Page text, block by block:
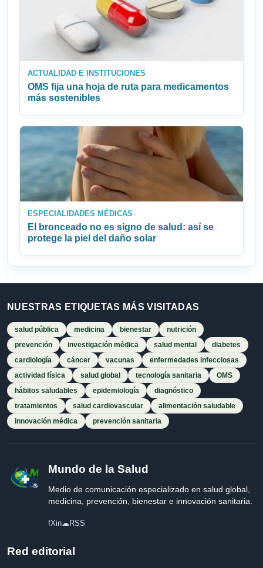
ACTUALIDAD E INSTITUCIONES
OMS fija una hoja de ruta para medicamentos
más sostenibles
ESPECIALIDADES MÉDICAS
El bronceado no es signo de salud: así se
protege la piel del daño solar
NUESTRAS ETIQUETAS MÁS VISITADAS
salud pública medicina bienestar
nutrición
prevención
investigación médica salud mental
diabetes
cardiología
cáncer vacunas
enfermedades infecciosas
actividad física
salud global tecnología sanitaria
OMS
hábitos saludables
epidemiología
diagnóstico
tratamientos
salud cardiovascular
alimentación saludable
innovación médica
prevención sanitaria
Mundo de la Salud
Medio de comunicación especializado en salud global,
medicina, prevención, bienestar e innovación sanitaria.
fXin☁RSS
Red editorial